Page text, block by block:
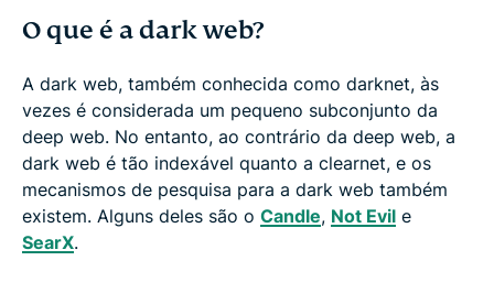
O que é a dark web?
A dark web, também conhecida como darknet, às
vezes é considerada um pequeno subconjunto da
deep web. No entanto, ao contrário da deep web, a
dark web é tão indexável quanto a clearnet, e os
mecanismos de pesquisa para a dark web também
existem. Alguns deles são o Candle, Not Evil e
SearX.